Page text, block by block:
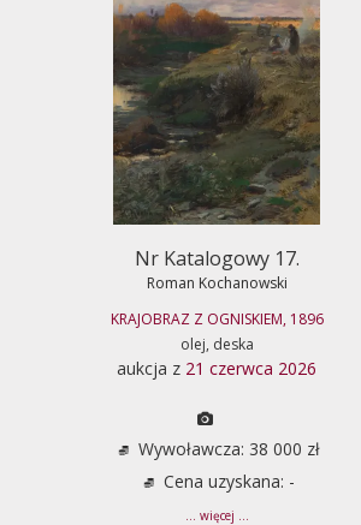
Nr Katalogowy 17.
Roman Kochanowski
KRAJOBRAZ Z OGNISKIEM, 1896
olej, deska
aukcja z 21 czerwca 2026
Wywoławcza: 38 000 zł
Cena uzyskana: -
... więcej ...